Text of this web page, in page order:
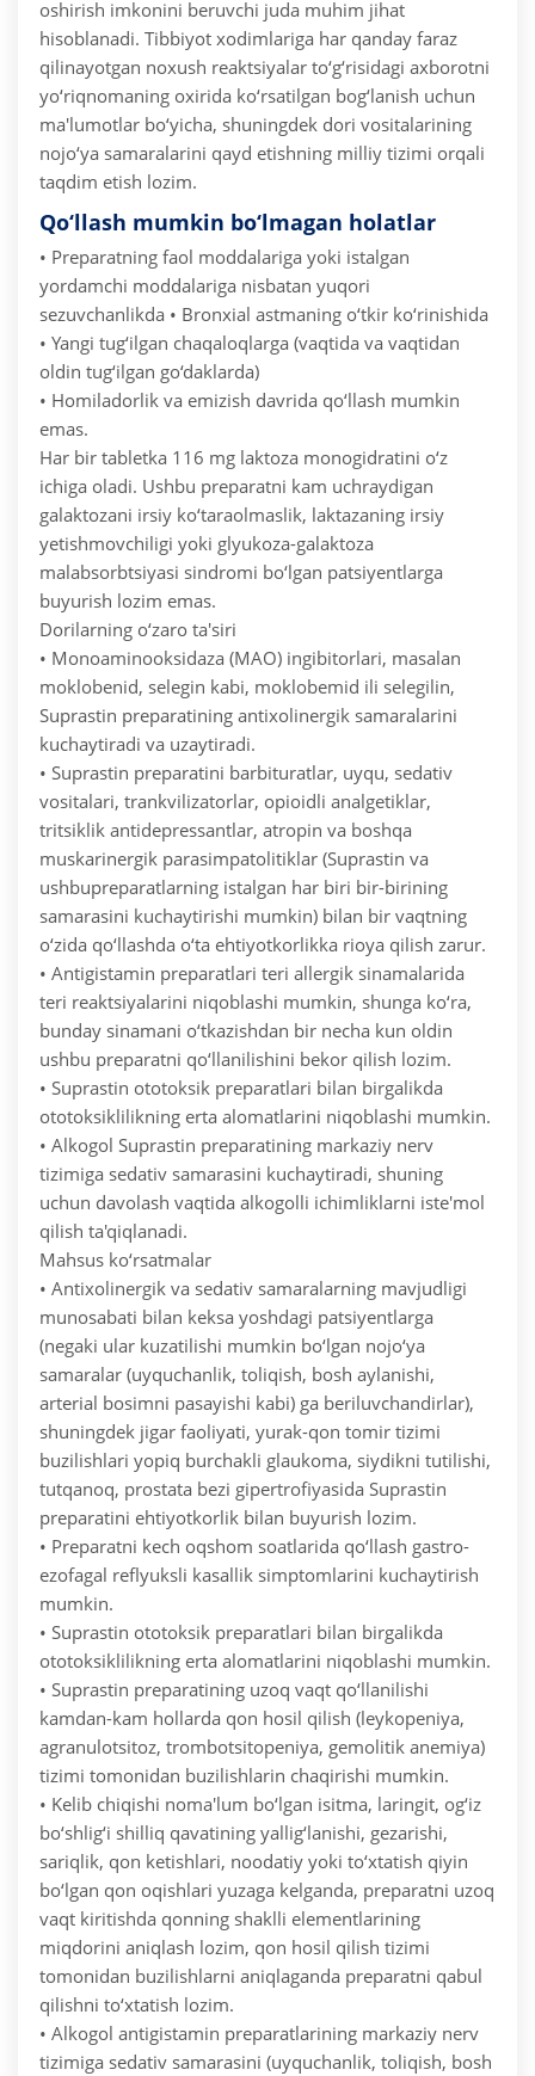
oshirish imkonini beruvchi juda muhim jihat
hisoblanadi. Tibbiyot xodimlariga har qanday faraz
qilinayotgan noxush reaktsiyalar to‘g‘risidagi axborotni
yo‘riqnomaning oxirida ko‘rsatilgan bog‘lanish uchun
ma'lumotlar bo‘yicha, shuningdek dori vositalarining
nojo‘ya samaralarini qayd etishning milliy tizimi orqali
taqdim etish lozim.
Qo‘llash mumkin bo‘lmagan holatlar
• Preparatning faol moddalariga yoki istalgan
yordamchi moddalariga nisbatan yuqori
sezuvchanlikda • Bronxial astmaning o‘tkir ko‘rinishida
• Yangi tug‘ilgan chaqaloqlarga (vaqtida va vaqtidan
oldin tug‘ilgan go‘daklarda)
• Homiladorlik va emizish davrida qo‘llash mumkin
emas.
Har bir tabletka 116 mg laktoza monogidratini o‘z
ichiga oladi. Ushbu preparatni kam uchraydigan
galaktozani irsiy ko‘taraolmaslik, laktazaning irsiy
yetishmovchiligi yoki glyukoza-galaktoza
malabsorbtsiyasi sindromi bo‘lgan patsiyentlarga
buyurish lozim emas.
Dorilarning o‘zaro ta'siri
• Monoaminooksidaza (MAO) ingibitorlari, masalan
moklobenid, selegin kabi, moklobemid ili selegilin,
Suprastin preparatining antixolinergik samaralarini
kuchaytiradi va uzaytiradi.
• Suprastin preparatini barbituratlar, uyqu, sedativ
vositalari, trankvilizatorlar, opioidli analgetiklar,
tritsiklik antidepressantlar, atropin va boshqa
muskarinergik parasimpatolitiklar (Suprastin va
ushbupreparatlarning istalgan har biri bir-birining
samarasini kuchaytirishi mumkin) bilan bir vaqtning
o‘zida qo‘llashda o‘ta ehtiyotkorlikka rioya qilish zarur.
• Antigistamin preparatlari teri allergik sinamalarida
teri reaktsiyalarini niqoblashi mumkin, shunga ko‘ra,
bunday sinamani o‘tkazishdan bir necha kun oldin
ushbu preparatni qo‘llanilishini bekor qilish lozim.
• Suprastin ototoksik preparatlari bilan birgalikda
ototoksiklilikning erta alomatlarini niqoblashi mumkin.
• Alkogol Suprastin preparatining markaziy nerv
tizimiga sedativ samarasini kuchaytiradi, shuning
uchun davolash vaqtida alkogolli ichimliklarni iste'mol
qilish ta'qiqlanadi.
Mahsus ko‘rsatmalar
• Antixolinergik va sedativ samaralarning mavjudligi
munosabati bilan keksa yoshdagi patsiyentlarga
(negaki ular kuzatilishi mumkin bo‘lgan nojo‘ya
samaralar (uyquchanlik, toliqish, bosh aylanishi,
arterial bosimni pasayishi kabi) ga beriluvchandirlar),
shuningdek jigar faoliyati, yurak-qon tomir tizimi
buzilishlari yopiq burchakli glaukoma, siydikni tutilishi,
tutqanoq, prostata bezi gipertrofiyasida Suprastin
preparatini ehtiyotkorlik bilan buyurish lozim.
• Preparatni kech oqshom soatlarida qo‘llash gastro-
ezofagal reflyuksli kasallik simptomlarini kuchaytirish
mumkin.
• Suprastin ototoksik preparatlari bilan birgalikda
ototoksiklilikning erta alomatlarini niqoblashi mumkin.
• Suprastin preparatining uzoq vaqt qo‘llanilishi
kamdan-kam hollarda qon hosil qilish (leykopeniya,
agranulotsitoz, trombotsitopeniya, gemolitik anemiya)
tizimi tomonidan buzilishlarin chaqirishi mumkin.
• Kelib chiqishi noma'lum bo‘lgan isitma, laringit, og‘iz
bo‘shlig‘i shilliq qavatining yallig‘lanishi, gezarishi,
sariqlik, qon ketishlari, noodatiy yoki to‘xtatish qiyin
bo‘lgan qon oqishlari yuzaga kelganda, preparatni uzoq
vaqt kiritishda qonning shaklli elementlarining
miqdorini aniqlash lozim, qon hosil qilish tizimi
tomonidan buzilishlarni aniqlaganda preparatni qabul
qilishni to‘xtatish lozim.
• Alkogol antigistamin preparatlarining markaziy nerv
tizimiga sedativ samarasini (uyquchanlik, toliqish, bosh